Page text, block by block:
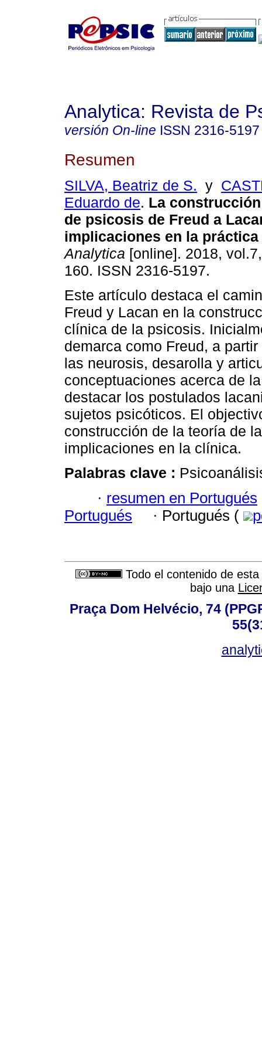
Analytica: Revista de
versión On-line ISSN 2316-5197
Resumen
SILVA, Beatriz de S. y
Eduardo de. La
de psicosis de Freud a
implicaciones en la
Analytica [online]. 2018,
160. ISSN 2316-5197.
Este artículo destaca el
Freud y Lacan en la
clínica de la psicosis.
demarca como Freud, a
las neurosis, desarolla y
conceptuaciones acerca de
destacar los postulados
sujetos psicóticos. El
construcción de la teoría de
implicaciones en la clínica.
Palabras clave :
· resumen en Portugués
Portugués
· Portugués (
Todo el contenido de
bajo una
Praça Dom Helvécio, 74